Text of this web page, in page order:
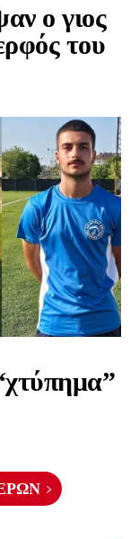
ο γιος
του